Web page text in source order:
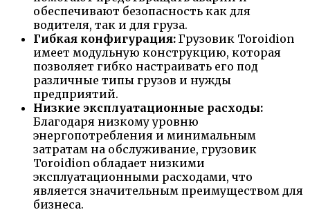
обеспечивают безопасность как для
водителя, так и для груза.
Гибкая конфигурация: Грузовик Toroidion
имеет модульную конструкцию, которая
позволяет гибко настраивать его под
различные типы грузов и нужды
предприятий.
Низкие эксплуатационные расходы:
Благодаря низкому уровню
энергопотребления и минимальным
затратам на обслуживание, грузовик
Toroidion обладает низкими
эксплуатационными расходами, что
является значительным преимуществом для
бизнеса.